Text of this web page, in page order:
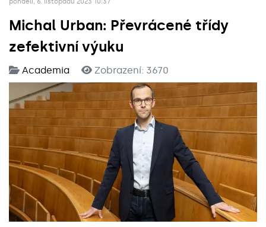
Michal Urban: Převrácené třídy
zefektivní výuku
Academia Zobrazení: 3670